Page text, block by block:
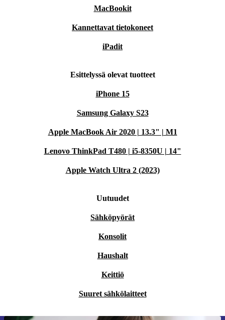
MacBookit
Kannettavat tietokoneet
iPadit
Esittelyssä olevat tuotteet
iPhone 15
Samsung Galaxy S23
Apple MacBook Air 2020 | 13.3" | M1
Lenovo ThinkPad T480 | i5-8350U | 14"
Apple Watch Ultra 2 (2023)
Uutuudet
Sähköpyörät
Konsolit
Haushalt
Keittiö
Suuret sähkölaitteet